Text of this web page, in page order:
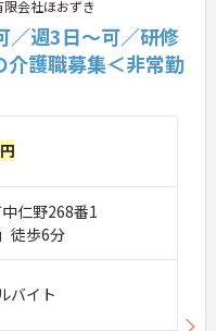
らに詳細を
い！
限会社ほおずき
／週3日～可／研修
護職募集＜非常勤
仁野268番1
徒歩6分
バイト